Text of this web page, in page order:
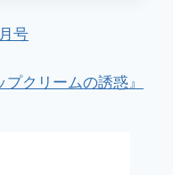
号
クリームの誘惑』